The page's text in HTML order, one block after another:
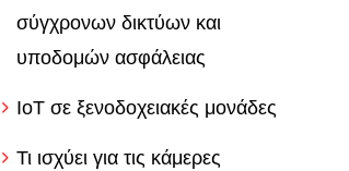
σύγχρονων δικτύων και
υποδομών ασφάλειας
IoT σε ξενοδοχειακές μονάδες
Τι ισχύει για τις κάμερες